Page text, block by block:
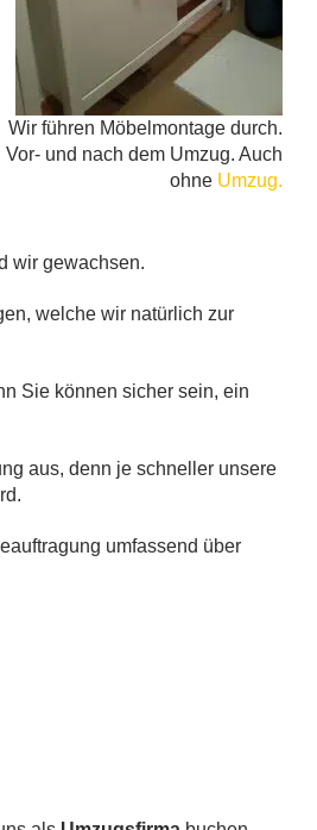
Wir führen Möbelmontage durch.
Vor- und nach dem Umzug. Auch
ohne Umzug.
wir gewachsen.
welche wir natürlich zur
Sie können sicher sein, ein
aus, denn je schneller unsere
umfassend über